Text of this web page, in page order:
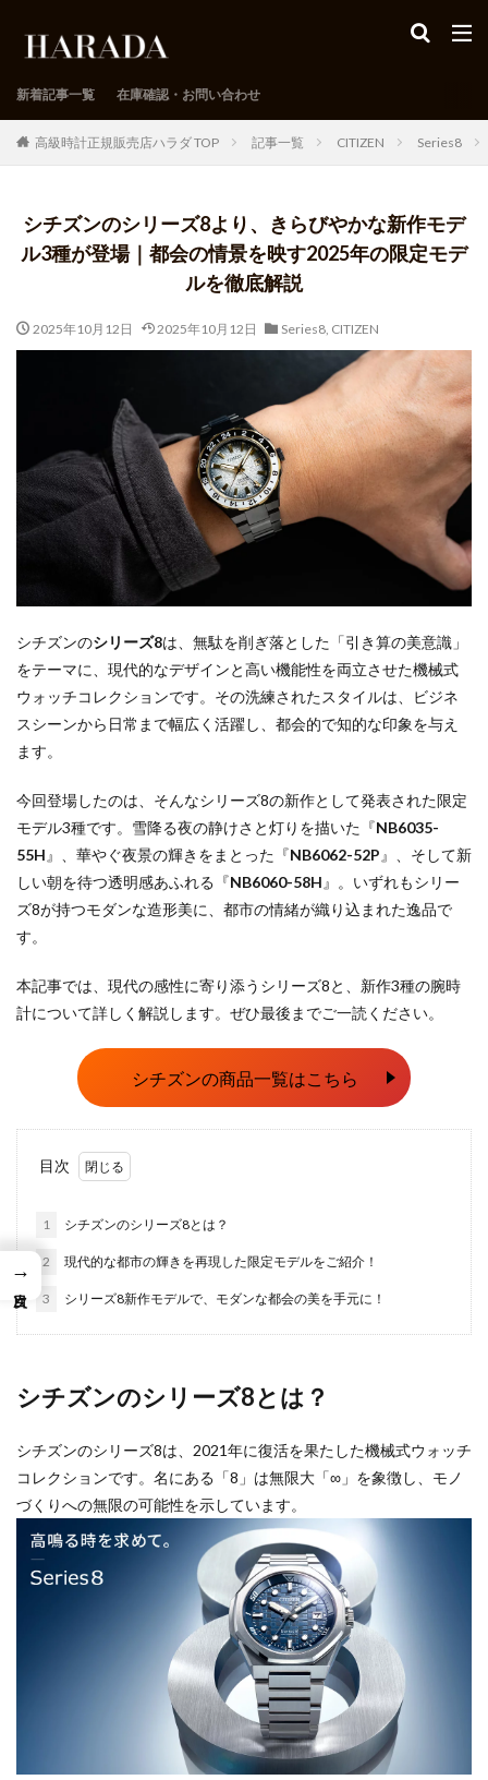
新着記事一覧 在庫確認・お問い合わせ
高級時計正規販売店ハラダ TOP 記事一覧 CITIZEN Series8
シチズンのシリーズ8より、きらびやかな新作モデ
ル3種が登場｜都会の情景を映す2025年の限定モデ
ルを徹底解説
2025年10月12日 2025年10月12日 Series8, CITIZEN
シチズンのシリーズ8は、無駄を削ぎ落とした「引き算の美意識」
をテーマに、現代的なデザインと高い機能性を両立させた機械式
ウォッチコレクションです。その洗練されたスタイルは、ビジネ
スシーンから日常まで幅広く活躍し、都会的で知的な印象を与え
ます。
今回登場したのは、そんなシリーズ8の新作として発表された限定
モデル3種です。雪降る夜の静けさと灯りを描いた『NB6035-
55H 』、華やぐ夜景の輝きをまとった『NB6062-52P 』、そして新
しい朝を待つ透明感あふれる『NB6060-58H 』。いずれもシリー
ズ8が持つモダンな造形美に、都市の情緒が織り込まれた逸品で
す。
本記事では、現代の感性に寄り添うシリーズ8と、新作3種の腕時
計について詳しく解説します。ぜひ最後までご一読ください。
シチズンの商品一覧はこちら
目次
1 シチズンのシリーズ8とは？
2 現代的な都市の輝きを再現した限定モデルをご紹介！
3 シリーズ8新作モデルで、モダンな都会の美を手元に！
シチズンのシリーズ8とは？
シチズンのシリーズ8は、2021年に復活を果たした機械式ウォッチ
コレクションです。名にある「8」は無限大「∞」を象徴し、モノ
づくりへの無限の可能性を示しています。
→